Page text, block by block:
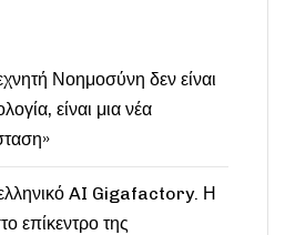
Νοημοσύνη δεν είναι
είναι μια νέα
ελληνικό AI Gigafactory. Η
επίκεντρο της